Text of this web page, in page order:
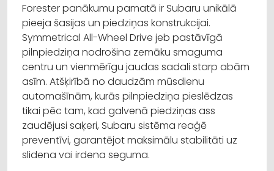
Forester panākumu pamatā ir Subaru unikālā
pieeja šasijas un piedziņas konstrukcijai.
Symmetrical All-Wheel Drive jeb pastāvīgā
pilnpiedziņa nodrošina zemāku smaguma
centru un vienmērīgu jaudas sadali starp abām
asīm. Atšķirībā no daudzām mūsdienu
automašīnām, kurās pilnpiedziņa pieslēdzas
tikai pēc tam, kad galvenā piedziņas ass
zaudējusi saķeri, Subaru sistēma reaģē
preventīvi, garantējot maksimālu stabilitāti uz
slidena vai irdena seguma.